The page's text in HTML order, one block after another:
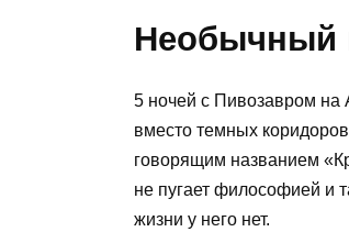
Необычный
5 ночей с Пивозавром на
вместо темных
говорящим названием
не пугает философией и
жизни у него нет.